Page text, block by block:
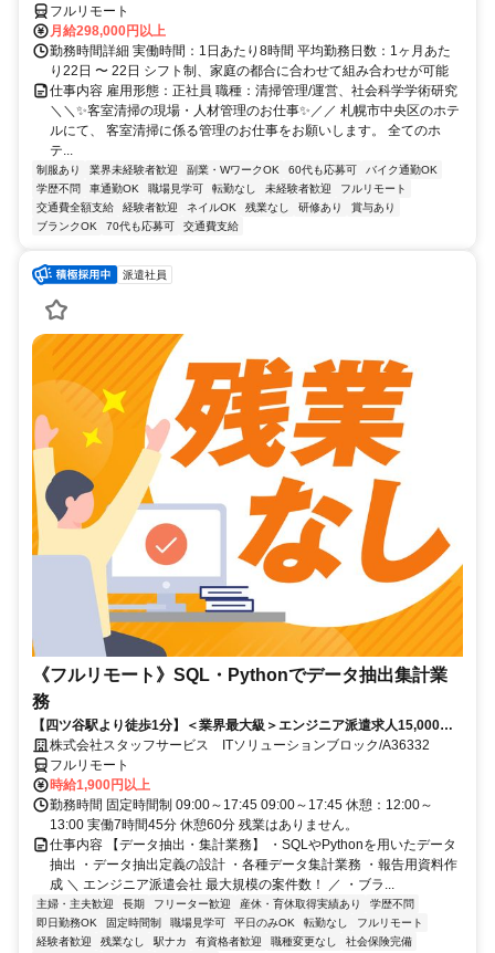
フルリモート
月給298,000円以上
勤務時間詳細 実働時間：1日あたり8時間 平均勤務日数：1ヶ月あた
り22日 〜 22日 シフト制、家庭の都合に合わせて組み合わせが可能
仕事内容 雇用形態：正社員 職種：清掃管理/運営、社会科学学術研究
＼＼✨客室清掃の現場・人材管理のお仕事✨／／ 札幌市中央区のホテ
ルにて、 客室清掃に係る管理のお仕事をお願いします。 全てのホ
テ...
制服あり 業界未経験者歓迎 副業・WワークOK 60代も応募可
バイク通勤OK
学歴不問
車通勤OK 職場見学可 転勤なし 未経験者歓迎
フルリモート
交通費全額支給
経験者歓迎 ネイルOK 残業なし 研修あり
賞与あり
ブランクOK
70代も応募可 交通費支給
派遣社員
《フルリモート》SQL・Pythonでデータ抽出集計業
務
【四ツ谷駅より徒歩1分】＜業界最大級＞エンジニア派遣求人15,000件
以上◎ 来社不要のカンタン登録→最短2日で就業可能！！
株式会社スタッフサービス ITソリューションブロック/A36332
フルリモート
時給1,900円以上
勤務時間 固定時間制 09:00～17:45 09:00～17:45 休憩：12:00～
13:00 実働7時間45分 休憩60分 残業はありません。
仕事内容 【データ抽出・集計業務】 ・SQLやPythonを用いたデータ
抽出 ・データ抽出定義の設計 ・各種データ集計業務 ・報告用資料作
成 ＼ エンジニア派遣会社 最大規模の案件数！ ／ ・ブラ...
主婦・主夫歓迎 長期 フリーター歓迎 産休・育休取得実績あり
学歴不問
即日勤務OK
固定時間制 職場見学可 平日のみOK 転勤なし
フルリモート
経験者歓迎
残業なし 駅ナカ 有資格者歓迎 職種変更なし
社会保険完備